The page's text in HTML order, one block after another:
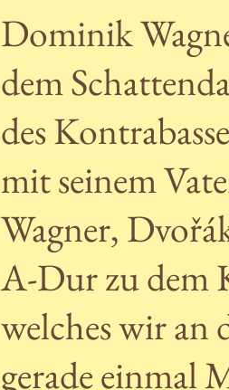
Dominik
dem
des
mit seinem
Wagner,
A-Dur zu dem
welches wir an
gerade einmal